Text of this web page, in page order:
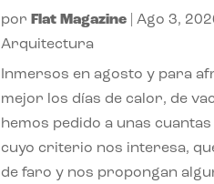
por Flat Magazine |Ago 3,
Arquitectura
Inmersos en agosto y para
mejor los días de calor, de
hemos pedido a unas
cuyo criterio nos interesa,
de faro y nos propongan